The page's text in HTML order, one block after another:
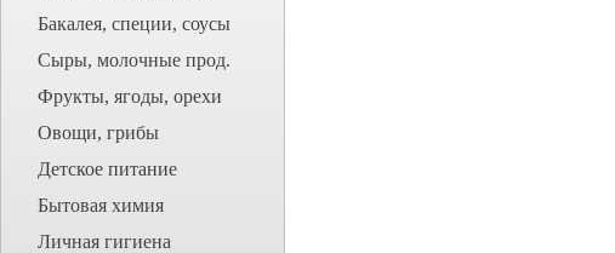
Бакалея, специи, соусы
Сыры, молочные прод.
Фрукты, ягоды, орехи
Овощи, грибы
Детское питание
Бытовая химия
Личная гигиена